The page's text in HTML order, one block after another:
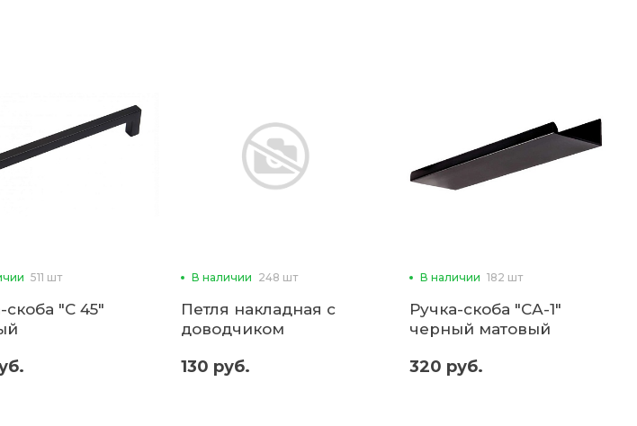
511 шт
скоба "С 45"
В наличии 248 шт
Петля накладная с
доводчиком
130 руб.
В наличии 182 шт
Ручка-скоба "СА-1"
черный матовый
320 руб.